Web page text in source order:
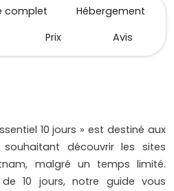
complet
Hébergement
Prix Avis
10 jours » est destiné aux
découvrir les sites
malgré un temps limité.
10 jours, notre guide vous